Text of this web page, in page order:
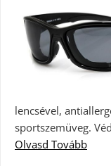
lencsével,
sportszemüveg.
Olvasd Tovább